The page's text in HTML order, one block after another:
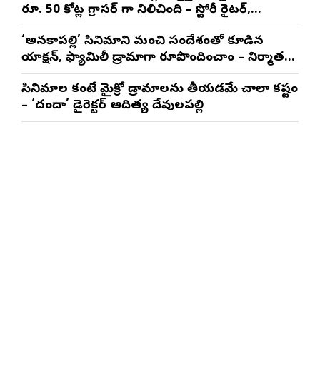
రూ. 50 కోట్ల గ్రాసర్ గా నిలిచింది – స్టోరీ రైటర్,
ప్రొడ్యూసర్ సాయి రాజేష్
‘అనకాపల్లి’ సినిమాని మంచి సందేశంతో కూడిన
యాక్షన్, ఫ్యామిలీ డ్రామాగా రూపొందించాం – నిర్మాతలు
త్రినాథరావు నక్కిన, కాండ్రేగుల నాయుడు
సినిమాల కంటే మైక్రో డ్రామాలను తీయడమే చాలా కష్టం
– ‘దందా’ డైరెక్ట‌ర్ ఆదిత్య దేవులపల్లి